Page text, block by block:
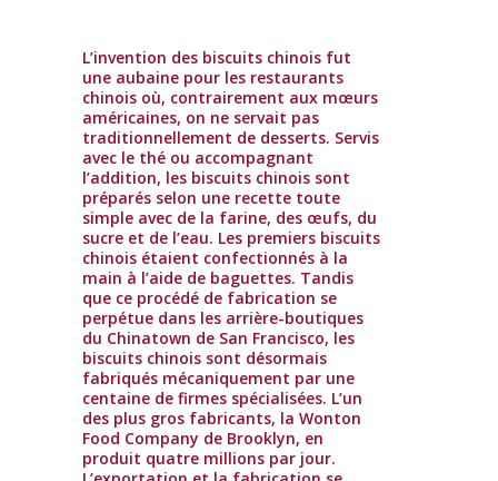
L’invention des biscuits chinois fut
une aubaine pour les restaurants
chinois où, contrairement aux mœurs
américaines, on ne servait pas
traditionnellement de desserts. Servis
avec le thé ou accompagnant
l’addition, les biscuits chinois sont
préparés selon une recette toute
simple avec de la farine, des œufs, du
sucre et de l’eau. Les premiers biscuits
chinois étaient confectionnés à la
main à l’aide de baguettes. Tandis
que ce procédé de fabrication se
perpétue dans les arrière-boutiques
du Chinatown de San Francisco, les
biscuits chinois sont désormais
fabriqués mécaniquement par une
centaine de firmes spécialisées. L’un
des plus gros fabricants, la Wonton
Food Company de Brooklyn, en
produit quatre millions par jour.